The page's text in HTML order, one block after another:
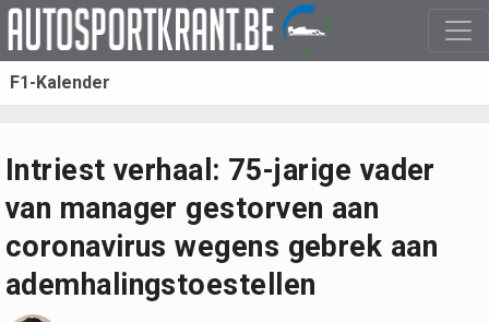
F1-Kalender
Intriest verhaal: 75-jarige vader
van manager gestorven aan
coronavirus wegens gebrek aan
ademhalingstoestellen